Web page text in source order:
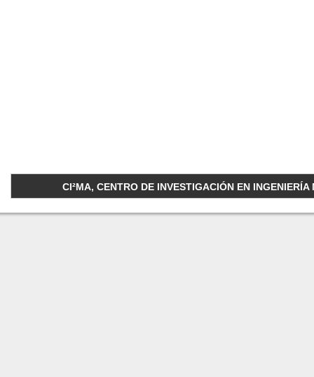
CI²MA, CENTRO DE INVESTIGACIÓN EN